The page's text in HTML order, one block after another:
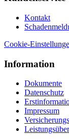
Kontakt
Cookie-
Information
Dokumente
Datenschutz
Impressum